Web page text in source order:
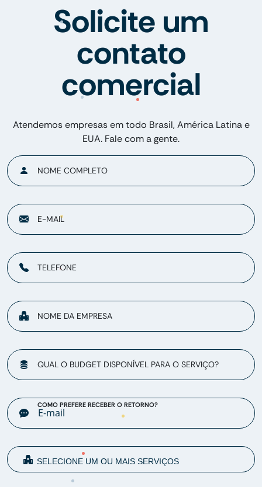
Solicite um
contato
comercial
Atendemos empresas em todo Brasil, América Latina e
EUA. Fale com a gente.
NOME COMPLETO
E-MAIL
TELEFONE
NOME DA EMPRESA
QUAL O BUDGET DISPONÍVEL PARA O SERVIÇO?
COMO PREFERE RECEBER O RETORNO?